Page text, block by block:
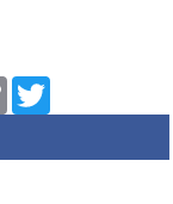
Copy
Link